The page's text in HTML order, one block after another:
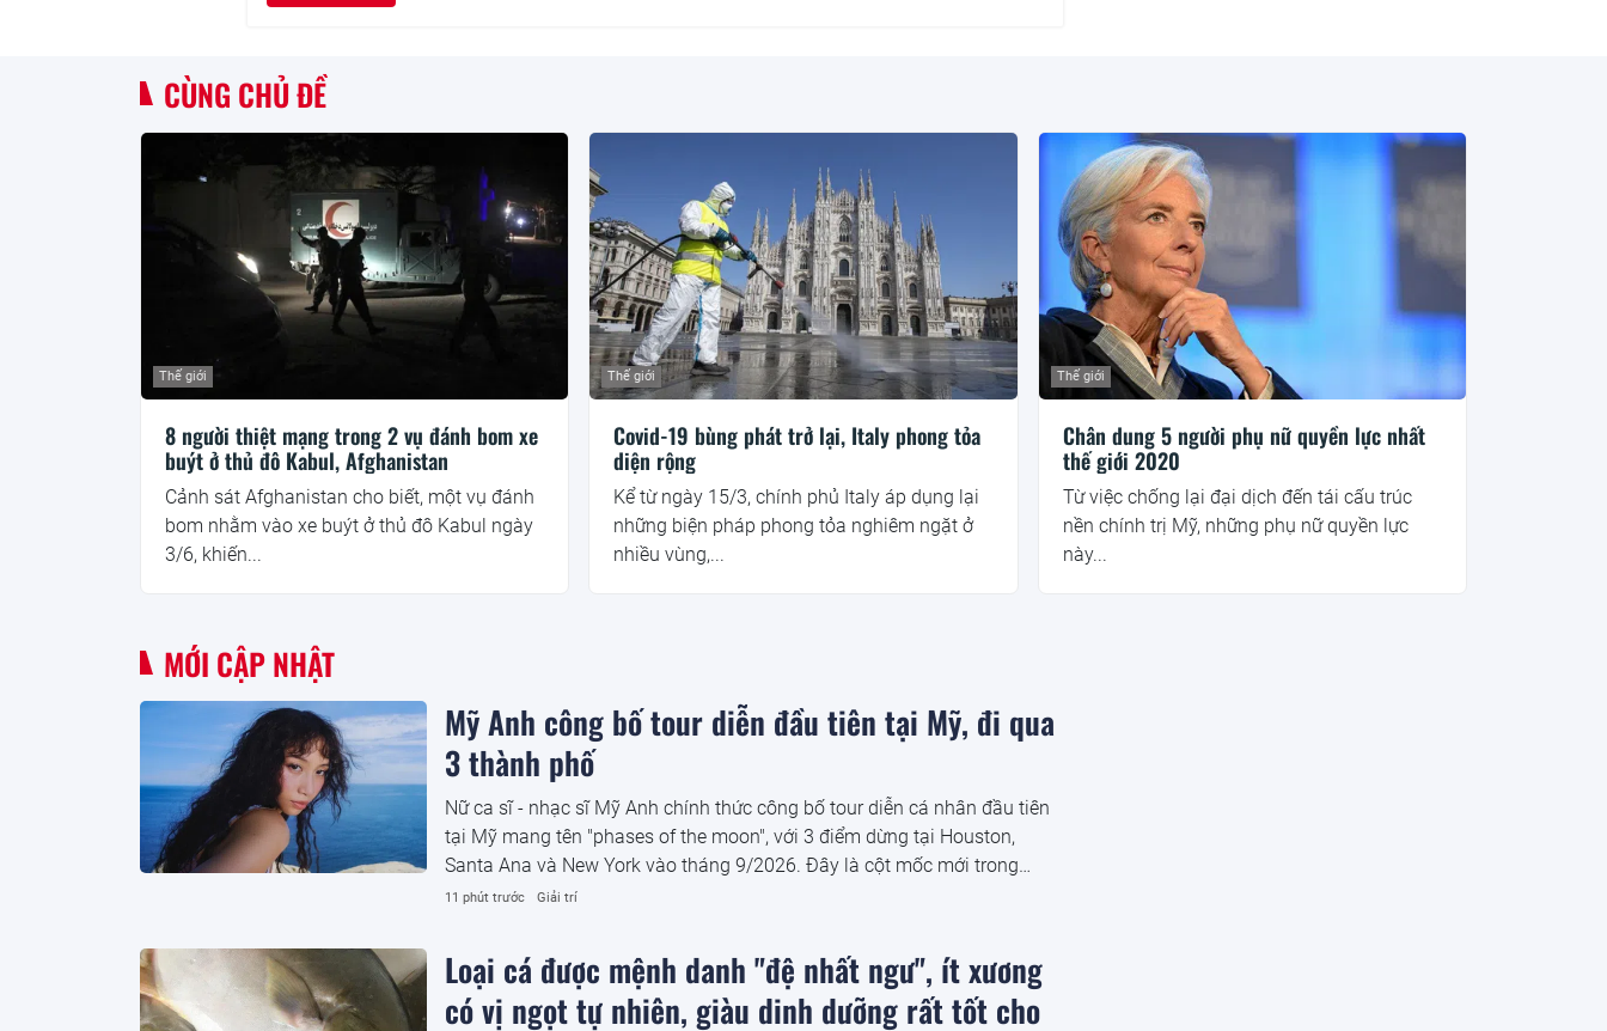
CÙNG CHỦ ĐỀ
Thế giới
8 người thiệt mạng trong 2 vụ đánh bom xe
buýt ở thủ đô Kabul, Afghanistan
Cảnh sát Afghanistan cho biết, một vụ đánh
bom nhằm vào xe buýt ở thủ đô Kabul ngày
3/6, khiến...
Thế giới
Covid-19 bùng phát trở lại, Italy phong tỏa
diện rộng
Kể từ ngày 15/3, chính phủ Italy áp dụng lại
những biện pháp phong tỏa nghiêm ngặt ở
nhiều vùng,...
Thế giới
Chân dung 5 người phụ nữ quyền lực nhất
thế giới 2020
Từ việc chống lại đại dịch đến tái cấu trúc
nền chính trị Mỹ, những phụ nữ quyền lực
này...
MỚI CẬP NHẬT
Mỹ Anh công bố tour diễn đầu tiên tại Mỹ, đi qua
3 thành phố
Nữ ca sĩ - nhạc sĩ Mỹ Anh chính thức công bố tour diễn cá nhân đầu tiên
tại Mỹ mang tên "phases of the moon", với 3 điểm dừng tại Houston,
Santa Ana và New York vào tháng 9/2026. Đây là cột mốc mới trong
hành trình 5 năm cô từng bước đưa âm nhạc của mình đến với khán giả
11 phút trước Giải trí
Loại cá được mệnh danh "đệ nhất ngư", ít xương
có vị ngọt tự nhiên, giàu dinh dưỡng rất tốt cho